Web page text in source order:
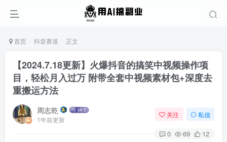
首页 抖音赛道 正文
【2024.7.18更新】火爆抖音的搞笑中视频操作项
目，轻松月入过万 附带全套中视频素材包+深度去
重搬运方法
周志乾
1年前更新
关注 私信
0 69 12